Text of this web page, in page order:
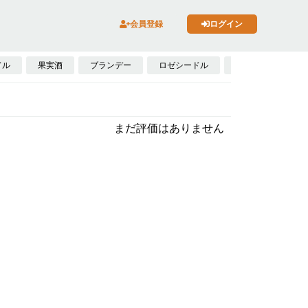
会員登録 ログイン
ル 果実酒 ブランデー ロゼシードル
まだ評価はありません